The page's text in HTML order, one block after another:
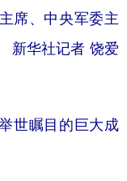
한국어
席、中央军委主
新华社记者 饶爱
世瞩目的巨大成